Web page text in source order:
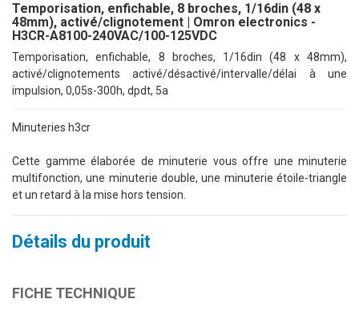
Temporisation, enfichable, 8 broches, 1/16din (48 x
48mm), activé/clignotement | Omron electronics -
H3CR-A8100-240VAC/100-125VDC
Temporisation, enfichable, 8 broches, 1/16din (48 x 48mm),
activé/clignotements activé/désactivé/intervalle/délai à une
impulsion, 0,05s-300h, dpdt, 5a
Minuteries h3cr
Cette gamme élaborée de minuterie vous offre une minuterie
multifonction, une minuterie double, une minuterie étoile-triangle
et un retard à la mise hors tension.
Détails du produit
FICHE TECHNIQUE